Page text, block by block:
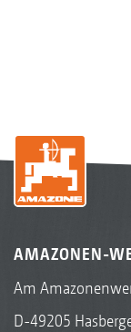
AMAZONEN-
Am
D-49205